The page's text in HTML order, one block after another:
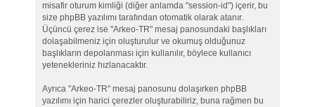
misafir oturum kimliği (diğer anlamda "session-id") içerir, bu
size phpBB yazılımı tarafından otomatik olarak atanır.
Üçüncü çerez ise "Arkeo-TR" mesaj panosundaki başlıkları
dolaşabilmeniz için oluşturulur ve okumuş olduğunuz
başlıkların depolanması için kullanılır, böylece kullanıcı
yetenekleriniz hızlanacaktır.
Ayrıca "Arkeo-TR" mesaj panosunu dolaşırken phpBB
yazılımı için harici çerezler oluşturabiliriz, buna rağmen bu